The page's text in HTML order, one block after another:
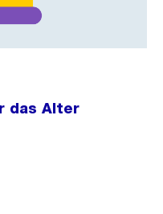
das Alter